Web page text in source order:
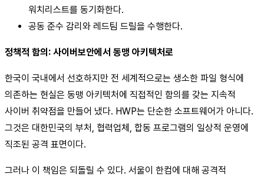
워치리스트를 동기화한다.
공동 준수 감리와 레드팀 드릴을 수행한다.
정책적 함의: 사이버보안에서 동맹 아키텍처로
한국이 국내에서 선호하지만 전 세계적으로는 생소한 파일 형식에
의존하는 현실은 동맹 아키텍처에 직접적인 함의를 갖는 지속적
사이버 취약점을 만들어 냈다. HWP는 단순한 소프트웨어가 아니다.
그것은 대한민국의 부처, 협력업체, 합동 프로그램의 일상적 운영에
직조된 공격 표면이다.
그러나 이 책임은 되돌릴 수 있다. 서울이 한컴에 대해 공격적